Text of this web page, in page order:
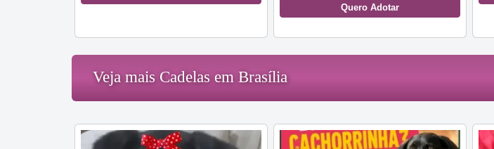
Quero Adotar
Veja mais Cadelas em Brasília